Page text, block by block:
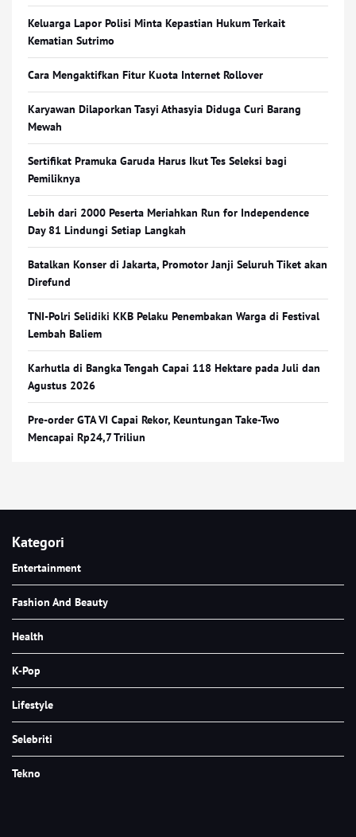
Keluarga Lapor Polisi Minta Kepastian Hukum Terkait
Kematian Sutrimo
Cara Mengaktifkan Fitur Kuota Internet Rollover
Karyawan Dilaporkan Tasyi Athasyia Diduga Curi Barang
Mewah
Sertifikat Pramuka Garuda Harus Ikut Tes Seleksi bagi
Pemiliknya
Lebih dari 2000 Peserta Meriahkan Run for Independence
Day 81 Lindungi Setiap Langkah
Batalkan Konser di Jakarta, Promotor Janji Seluruh Tiket akan
Direfund
TNI-Polri Selidiki KKB Pelaku Penembakan Warga di Festival
Lembah Baliem
Karhutla di Bangka Tengah Capai 118 Hektare pada Juli dan
Agustus 2026
Pre-order GTA VI Capai Rekor, Keuntungan Take-Two
Mencapai Rp24,7 Triliun
Kategori
Entertainment
Fashion And Beauty
Health
K-Pop
Lifestyle
Selebriti
Tekno